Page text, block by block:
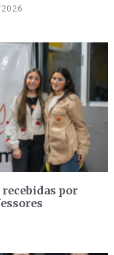
por